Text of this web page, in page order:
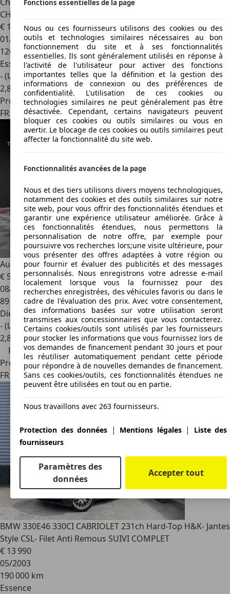
CHAUFFANT / SIEGE ELECTRIQUE / VITRE ELEC
€ 15 990
01/1995
126 000 km
Essence
- (l/100 km)
2,8
Professionnel
FR 83500La Seyne-sur-mer
Audi CabrioletA4 Cabriolet 2.5 TDI Pack Plus Multitronic A
€ 5 990€ 6 990,-
08/2004
89 990 km
Diesel
- (l/100 km)
2,8
Prix réduit
Professionnel
FR 06110Le Cannet
BMW 330E46 330CI CABRIOLET 231ch Hard-Top H&K- Jantes
Style CSL- Filet Anti Remous SUIVI COMPLET
€ 13 990
05/2003
190 000 km
Essence
Fonctions essentielles de la page
Nous ou ces fournisseurs utilisons des cookies ou des
outils et technologies similaires nécessaires au bon
fonctionnement du site et à ses fonctionnalités
essentielles. Ils sont généralement utilisés en réponse à
l'activité de l'utilisateur pour activer des fonctions
importantes telles que la définition et la gestion des
informations de connexion ou des préférences de
confidentialité. L'utilisation de ces cookies ou
technologies similaires ne peut généralement pas être
désactivée. Cependant, certains navigateurs peuvent
bloquer ces cookies ou outils similaires ou vous en
avertir. Le blocage de ces cookies ou outils similaires peut
affecter la fonctionnalité du site web.
Fonctionnalités avancées de la page
Nous et des tiers utilisons divers moyens technologiques,
notamment des cookies et des outils similaires sur notre
site web, pour vous offrir des fonctionnalités étendues et
garantir une expérience utilisateur améliorée. Grâce à
ces fonctionnalités étendues, nous permettons la
personnalisation de notre offre, par exemple pour
poursuivre vos recherches lors;une visite ultérieure, pour
vous présenter des offres adaptées à votre région ou
pour fournir et évaluer des publicités et des messages
personnalisés. Nous enregistrons votre adresse e-mail
localement lorsque vous la fournissez pour des
recherches enregistrées, des véhicules favoris ou dans le
cadre de l'évaluation des prix. Avec votre consentement,
des informations basées sur votre utilisation seront
transmises aux concessionnaires que vous contacterez.
Certains cookies/outils sont utilisés par les fournisseurs
pour stocker les informations que vous fournissez lors de
vos demandes de financement pendant 30 jours et pour
les réutiliser automatiquement pendant cette période
pour répondre à de nouvelles demandes de financement.
Sans ces cookies/outils, ces fonctionnalités étendues ne
peuvent être utilisées en tout ou en partie.
Nous travaillons avec 263 fournisseurs.
Protection des données | Mentions légales|
Liste des
fournisseurs
Paramètres des
données
Accepter tout